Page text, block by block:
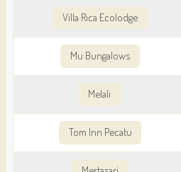
Villa Rica Ecolodge
Mu Bungalows
Melali
Tom Inn Pecatu